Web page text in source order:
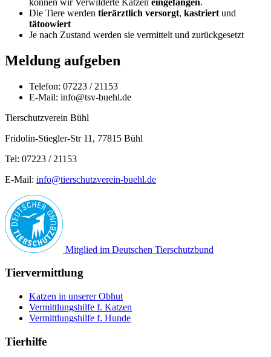
Die Tiere werden tierärztlich versorgt, kastriert und
tätoowiert
Je nach Zustand werden sie vermittelt und zurückgesetzt
Meldung aufgeben
Telefon: 07223 / 21153
E-Mail: info@tsv-buehl.de
Tierschutzverein Bühl
Fridolin-Stiegler-Str 11, 77815 Bühl
Tel: 07223 / 21153
E-Mail: info@tierschutzverein-buehl.de
Mitglied im Deutschen Tierschutzbund
Tiervermittlung
Katzen in unserer Obhut
Vermittlungshilfe f. Katzen
Vermittlungshilfe f. Hunde
Tierhilfe